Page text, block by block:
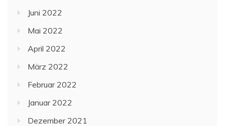
Juni 2022
Mai 2022
April 2022
März 2022
Februar 2022
Januar 2022
Dezember 2021